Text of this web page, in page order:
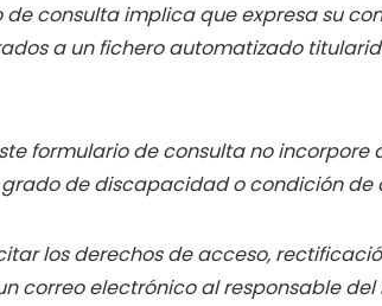
de consulta implica que expresa su
a un fichero automatizado
formulario de consulta no incorpore
de discapacidad o condición
los derechos de acceso,
correo electrónico al responsable del